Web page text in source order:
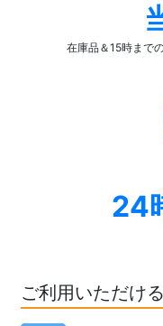
在庫品＆15時まで
24
ご利用いただけ